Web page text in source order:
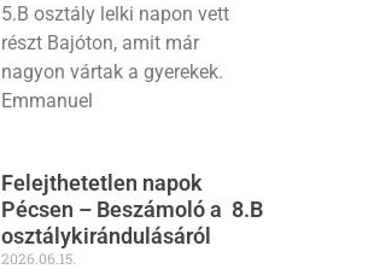
5.B osztály lelki napon vett
részt Bajóton, amit már
nagyon vártak a gyerekek.
Emmanuel
Felejthetetlen napok
Pécsen – Beszámoló a 8.B
osztálykirándulásáról
2026.06.15.